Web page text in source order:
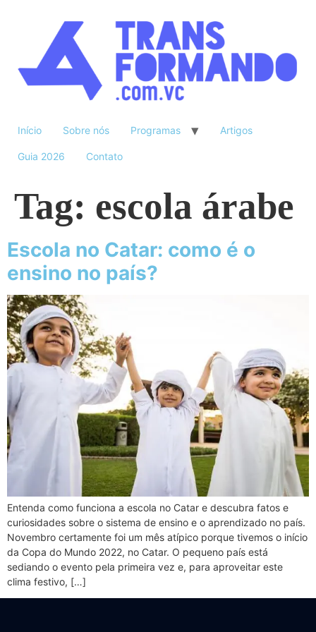
Início Sobre nós Programas Artigos
Guia 2026 Contato
Tag: escola árabe
Escola no Catar: como é o
ensino no país?
Entenda como funciona a escola no Catar e descubra fatos e
curiosidades sobre o sistema de ensino e o aprendizado no país.
Novembro certamente foi um mês atípico porque tivemos o início
da Copa do Mundo 2022, no Catar. O pequeno país está
sediando o evento pela primeira vez e, para aproveitar este
clima festivo, […]